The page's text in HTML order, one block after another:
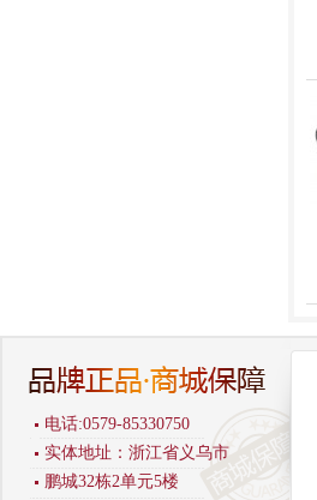
电话:0579-85330750
实体地址：浙江省义乌市
鹏城32栋2单元5楼